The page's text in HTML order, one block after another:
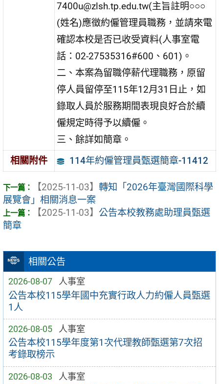
相關公告
2026-08-07 人事室
公告本校115學年國中充實行政人力約僱人員甄選
1人
2026-08-05 人事室
公告本校115學年度第1次代理教師甄選第7次招
考錄取榜示
2026-08-03 人事室
7400u@zlsh.tp.edu.tw(主旨註明○○○
(姓名)應徵約僱管理員職務，並請來電
確認本校是否已收受資料(人事室電
話：02-27535316#600、601)。
二、本案為留職停薪代理職務，原留
停人員留停至115年12月31日止，如
錄取人員於服務期間表現良好合於續
僱規定時得予以續僱。
三、餘詳如簡章。
相關附件
114年約僱管理員甄選簡章-11412
【2025-11-03】 轉知「2026年臺灣國際科學
展覽會」相關消息一案
【2025-11-03】 公告本校教務處助理員甄選
簡章